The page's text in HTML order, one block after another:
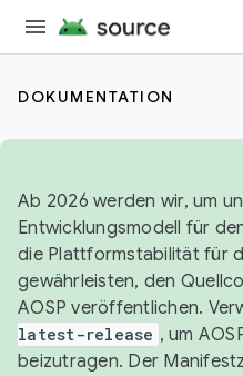
DOKUMENTATION
Ab 2026 werden wir, um
Entwicklungsmodell für
die Plattformstabilität für
gewährleisten, den
AOSP veröffentlichen.
latest-release , um
beizutragen. Der